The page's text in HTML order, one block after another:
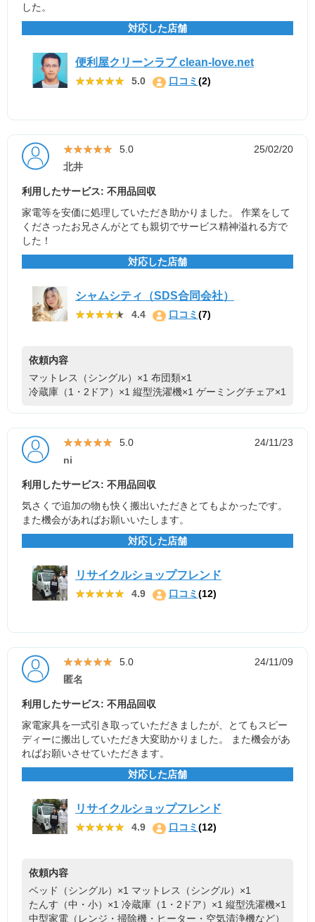
した。
対応した店舗
便利屋クリーンラブ clean-love.net
★★★★★
★★★★★ 5.0 口コミ(2)
★★★★★
★★★★★ 5.0
25/02/20
北井
利用したサービス: 不用品回収
家電等を安価に処理していただき助かりました。 作業をして
くださったお兄さんがとても親切でサービス精神溢れる方で
した！
対応した店舗
シャムシティ（SDS合同会社）
★★★★★
★★★★★ 4.4 口コミ(7)
依頼内容
マットレス（シングル）×1 布団類×1
冷蔵庫（1・2ドア）×1 縦型洗濯機×1 ゲーミングチェア×1
★★★★★
★★★★★ 5.0
24/11/23
ni
利用したサービス: 不用品回収
気さくで追加の物も快く搬出いただきとてもよかったです。
また機会があればお願いいたします。
対応した店舗
リサイクルショップフレンド
★★★★★
★★★★★ 4.9 口コミ(12)
★★★★★
★★★★★ 5.0
24/11/09
匿名
利用したサービス: 不用品回収
家電家具を一式引き取っていただきましたが、とてもスピー
ディーに搬出していただき大変助かりました。 また機会があ
ればお願いさせていただきます。
対応した店舗
リサイクルショップフレンド
★★★★★
★★★★★ 4.9 口コミ(12)
依頼内容
ベッド（シングル）×1 マットレス（シングル）×1
たんす（中・小）×1 冷蔵庫（1・2ドア）×1 縦型洗濯機×1
中型家電（レンジ・掃除機・ヒーター・空気清浄機など）